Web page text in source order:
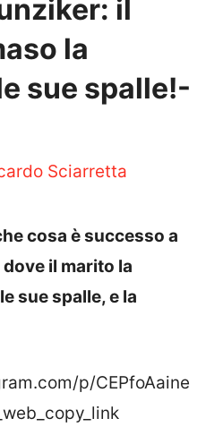
il
la
sue spalle!-
Sciarretta
cosa è successo a
il marito la
sue spalle, e la
p/CEPfoAaine